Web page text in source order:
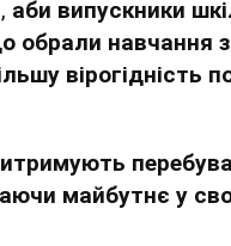
аби випускники
обрали навчання
вірогідність
майбутнє у